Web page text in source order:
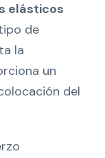
elásticos
de
la
un
del